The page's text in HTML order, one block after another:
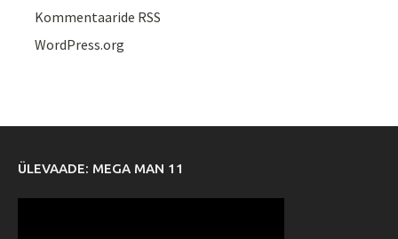
Kommentaaride RSS
WordPress.org
ÜLEVAADE: MEGA MAN 11